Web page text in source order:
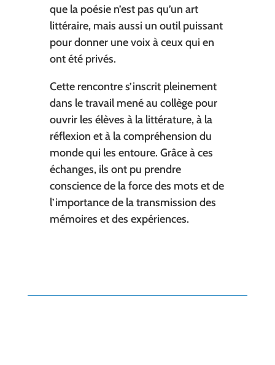
que la poésie n’est pas qu’un art
littéraire, mais aussi un outil puissant
pour donner une voix à ceux qui en
ont été privés.
Cette rencontre s’inscrit pleinement
dans le travail mené au collège pour
ouvrir les élèves à la littérature, à la
réflexion et à la compréhension du
monde qui les entoure. Grâce à ces
échanges, ils ont pu prendre
conscience de la force des mots et de
l’importance de la transmission des
mémoires et des expériences.